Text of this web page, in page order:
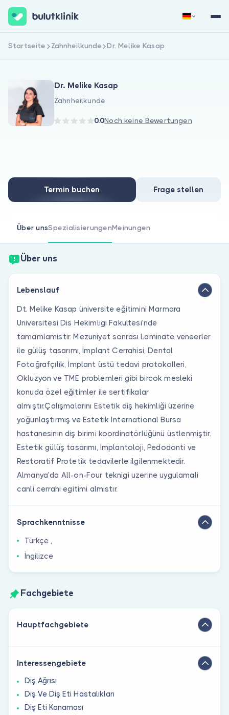
Sind Sie Arzt?
Jetzt registrieren Anmelden
Startseite Zahnheilkunde Dr. Melike Kasap
Dr. Melike Kasap
Zahnheilkunde
0.0Noch keine Bewertungen
Termin buchen Frage stellen
Über unsSpezialisierungenMeinungen
Über uns
Lebenslauf
Dt. Melike Kasap üniversite eğitimini Marmara
Universitesi Dis Hekimligi Fakultesi'nde
tamamlamistir. Mezuniyet sonrası Laminate veneerler
ile gülüş tasarımı, İmplant Cerrahisi, Dental
Fotoğrafçılık, İmplant üstü tedavi protokolleri,
Okluzyon ve TME problemleri gibi bircok mesleki
konuda özel eğitimler ile sertifikalar
almıştır.Çalışmalarını Estetik diş hekimliği üzerine
yoğunlaştırmış ve Estetik International Bursa
hastanesinin diş birimi koordinatörlüğünü üstlenmiştir.
Estetik gülüş tasarımı, İmplantoloji, Pedodonti ve
Restoratif Protetik tedavilerle ilgilenmektedir.
Almanya'da All-on-Four teknigi uzerine uygulamali
canli cerrahi egitimi almistır.
Sprachkenntnisse
Türkçe ,
İngilizce
Fachgebiete
Hauptfachgebiete
Interessengebiete
Diş Ağrısı
Diş Ve Diş Eti Hastalıkları
Diş Eti Kanaması